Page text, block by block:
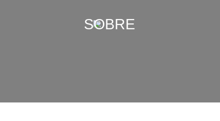
SOBRE